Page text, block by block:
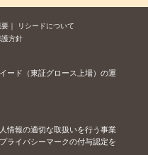
要
リシードについて
方針
ード（東証グロース上場）の運
情報の適切な取扱いを行う事業
ライバシーマークの付与認定を